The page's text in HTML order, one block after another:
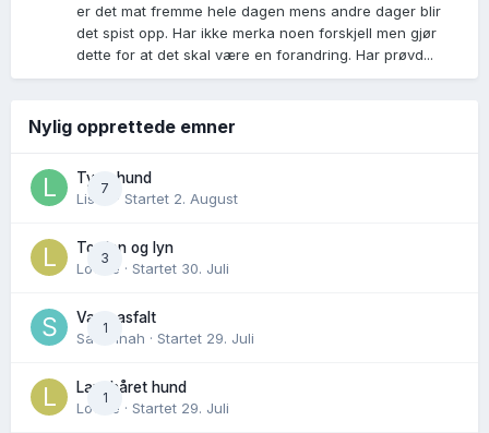
er det mat fremme hele dagen mens andre dager blir
det spist opp. Har ikke merka noen forskjell men gjør
dette for at det skal være en forandring. Har prøvd...
Nylig opprettede emner
7
Tynn hund
Lisen
· Startet 2. August
3
Torden og lyn
Lovise · Startet 30. Juli
1
Varm asfalt
Savannah · Startet 29. Juli
1
Langhåret hund
Lovise · Startet 29. Juli